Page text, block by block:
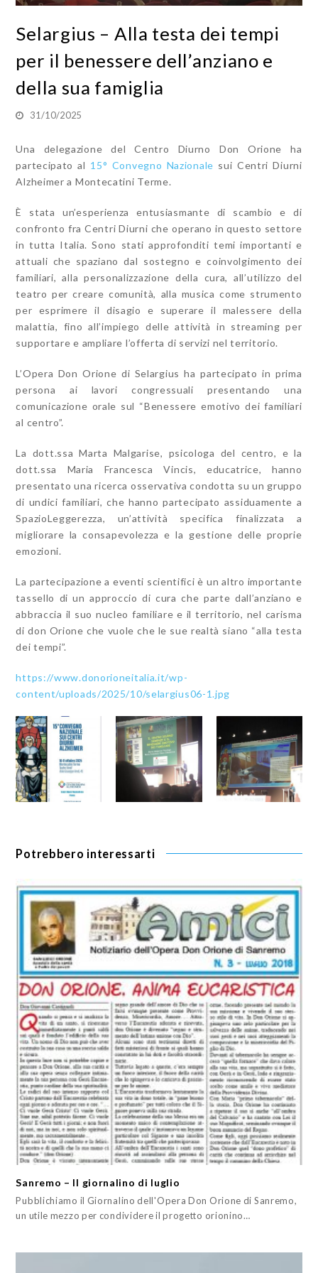
Selargius – Alla testa dei tempi
per il benessere dell’anziano e
della sua famiglia
31/10/2025
Una delegazione del Centro Diurno Don Orione ha
partecipato al 15° Convegno Nazionale sui Centri Diurni
Alzheimer a Montecatini Terme.
È stata un’esperienza entusiasmante di scambio e di
confronto fra Centri Diurni che operano in questo settore
in tutta Italia. Sono stati approfonditi temi importanti e
attuali che spaziano dal sostegno e coinvolgimento dei
familiari, alla personalizzazione della cura, all’utilizzo del
teatro per creare comunità, alla musica come strumento
per esprimere il disagio e superare il malessere della
malattia, fino all’impiego delle attività in streaming per
supportare e ampliare l’offerta di servizi nel territorio.
L’Opera Don Orione di Selargius ha partecipato in prima
persona ai lavori congressuali presentando una
comunicazione orale sul “Benessere emotivo dei familiari
al centro”.
La dott.ssa Marta Malgarise, psicologa del centro, e la
dott.ssa Maria Francesca Vincis, educatrice, hanno
presentato una ricerca osservativa condotta su un gruppo
di undici familiari, che hanno partecipato assiduamente a
SpazioLeggerezza, un’attività specifica finalizzata a
migliorare la consapevolezza e la gestione delle proprie
emozioni.
La partecipazione a eventi scientifici è un altro importante
tassello di un approccio di cura che parte dall’anziano e
abbraccia il suo nucleo familiare e il territorio, nel carisma
di don Orione che vuole che le sue realtà siano “alla testa
dei tempi”.
https://www.donorioneitalia.it/wp-
content/uploads/2025/10/selargius06-1.jpg
Potrebbero interessarti
Sanremo – Il giornalino di luglio
Pubblichiamo il Giornalino dell'Opera Don Orione di Sanremo,
un utile mezzo per condividere il progetto orionino…